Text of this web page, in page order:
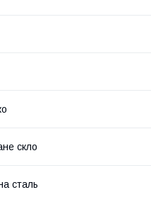
скло
сталь